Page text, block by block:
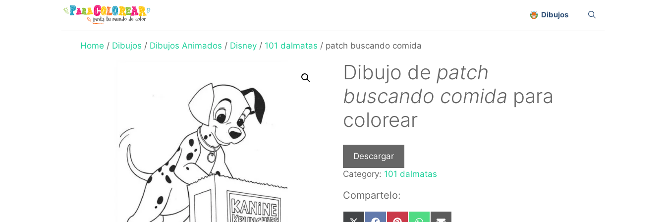
Dibujos
Home / Dibujos / Dibujos Animados / Disney / 101 dalmatas / patch buscando comida
Dibujo de patch
buscando comida para
colorear
Descargar
Category: 101 dalmatas
Compartelo: